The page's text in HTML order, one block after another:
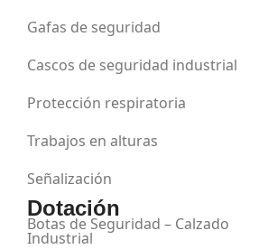
Gafas de seguridad
Cascos de seguridad industrial
Protección respiratoria
Trabajos en alturas
Señalización
Dotación
Botas de Seguridad – Calzado
Industrial